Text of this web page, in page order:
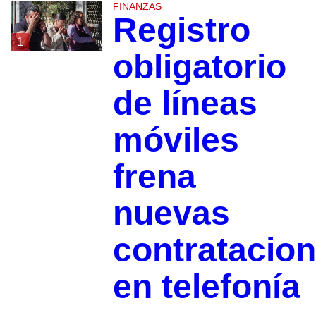
1
FINANZAS
Registro
obligatorio
de líneas
móviles
frena
nuevas
en telefonía